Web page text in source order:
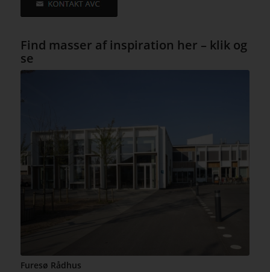
Find masser af inspiration her – klik og
se
Furesø Rådhus